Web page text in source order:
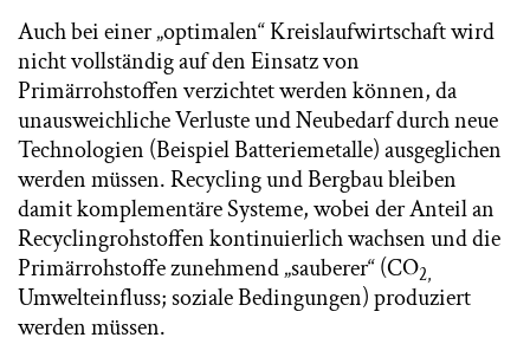
Auch bei einer „optimalen“ Kreislaufwirtschaft wird
nicht vollständig auf den Einsatz von
Primärrohstoffen verzichtet werden können, da
unausweichliche Verluste und Neubedarf durch neue
Technologien (Beispiel Batteriemetalle) ausgeglichen
werden müssen. Recycling und Bergbau bleiben
damit komplementäre Systeme, wobei der Anteil an
Recyclingrohstoffen kontinuierlich wachsen und die
Primärrohstoffe zunehmend „sauberer“ (CO2,
Umwelteinfluss; soziale Bedingungen) produziert
werden müssen.